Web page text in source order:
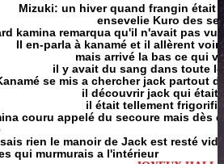
Mizuki: un hiver quand frangin était
ensevelie Kuro des
kamina remarqua qu'il n'avait pas
Il en-parla à kanamé et il allèrent
mais arrivé la bas ce qui
il y avait du sang dans toute
se mis a chercher jack partout
il découvrir jack qui était
il était tellement
couru appelé du secoure mais dès
rien le manoir de Jack est resté
qui murmurais a l'intérieur